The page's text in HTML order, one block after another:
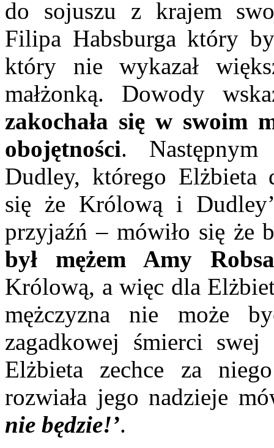
do sojuszu z krajem
Filipa Habsburga który
który nie wykazał
małżonką. Dowody
zakochała się w swoim
obojętności. Następnym
Dudley, którego Elżbieta
się że Królową i
przyjaźń – mówiło się że
był mężem Amy
Królową, a więc dla
mężczyzna nie może
zagadkowej śmierci
Elżbieta zechce za
rozwiała jego nadzieje
nie będzie!’.